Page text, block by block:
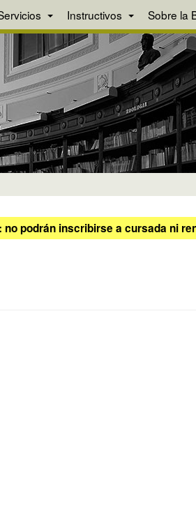
Instructivos Sobre la
podrán inscribirse a cursada ni